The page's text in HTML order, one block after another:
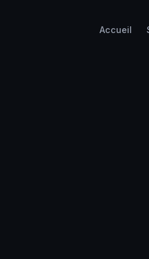
Accueil